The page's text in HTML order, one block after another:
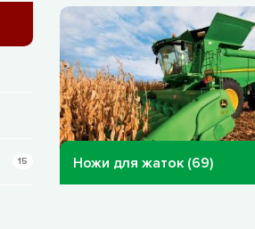
15 Ножи для жаток (69)